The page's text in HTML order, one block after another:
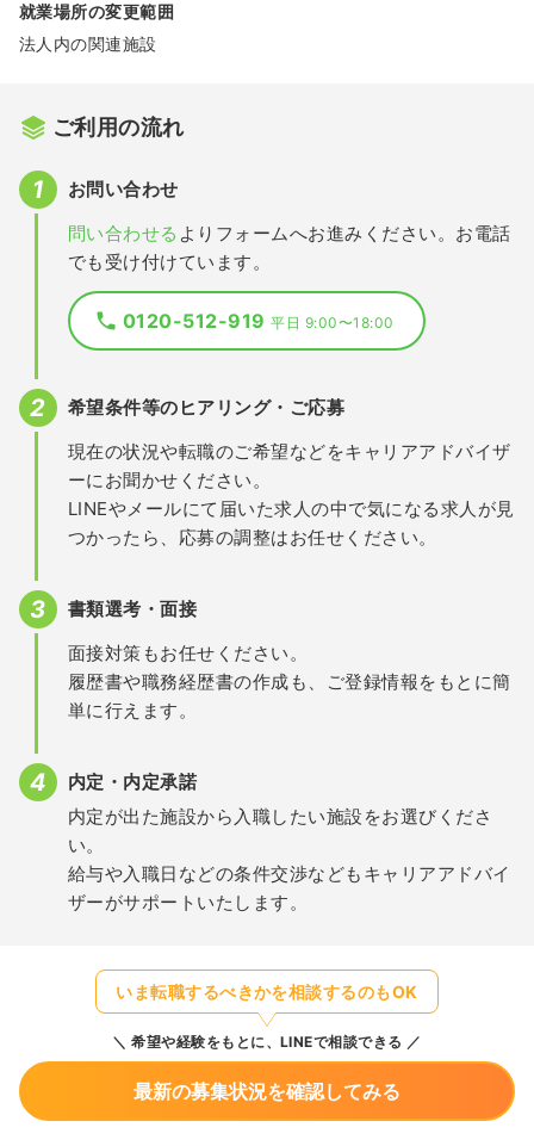
就業場所の変更範囲
法人内の関連施設
ご利用の流れ
お問い合わせ
問い合わせる よりフォームへお進みください。お電話
でも受け付けています。
0120-512-919平日 9:00〜18:00
希望条件等のヒアリング・ご応募
現在の状況や転職のご希望などをキャリアアドバイザ
ーにお聞かせください。
LINEやメールにて届いた求人の中で気になる求人が見
つかったら、応募の調整はお任せください。
書類選考・面接
面接対策もお任せください。
履歴書や職務経歴書の作成も、ご登録情報をもとに簡
単に行えます。
内定・内定承諾
内定が出た施設から入職したい施設をお選びくださ
い。
給与や入職日などの条件交渉などもキャリアアドバイ
ザーがサポートいたします。
いま転職するべきかを相談するのもOK
希望や経験をもとに、LINEで相談できる
最新の募集状況を確認してみる